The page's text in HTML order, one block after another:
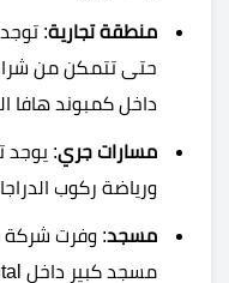
منطقة تجارية:
حتى تتمكن من
داخل كمبوند هافا
مسارات جري: يوجد
ورياضة ركوب
مسجد: وفرت
مسجد كبير داخل compound hava new capital.